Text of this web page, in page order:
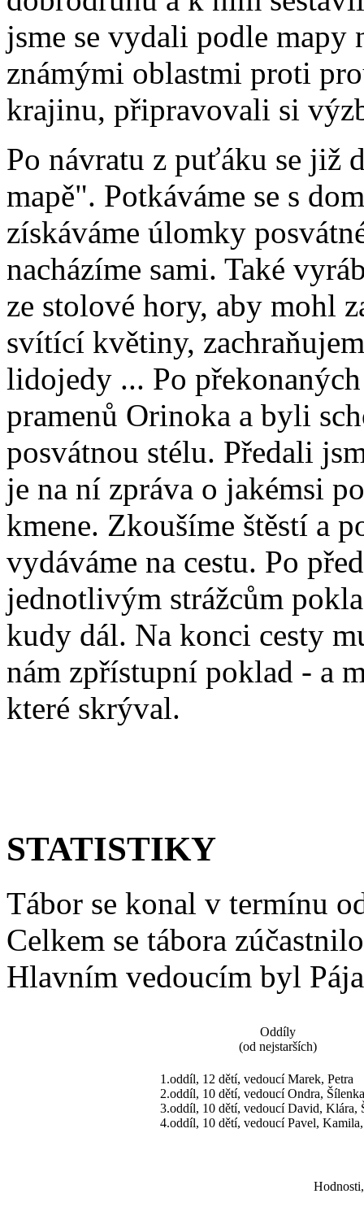
jsme se vydali podle mapy
známými oblastmi proti
krajinu, připravovali si
Po návratu z puťáku se již
mapě". Potkáváme se s
získáváme úlomky
nacházíme sami. Také
ze stolové hory, aby mohl
svítící květiny,
lidojedy ... Po
pramenů Orinoka a byli
posvátnou stélu. Předali
je na ní zpráva o jakémsi
kmene. Zkoušíme štěstí a
vydáváme na cestu. Po
jednotlivým strážcům
kudy dál. Na konci cesty
nám zpřístupní poklad - a
které skrýval.
STATISTIKY
Tábor se konal v termínu
Celkem se tábora
Hlavním vedoucím byl
Oddíly
(od nejstarších)
1.oddíl, 12 dětí, vedoucí Marek, Petra
2.oddíl, 10 dětí, vedoucí Ondra, Šílenka
3.oddíl, 10 dětí, vedoucí David, Klára,
4.oddíl, 10 dětí, vedoucí Pavel,